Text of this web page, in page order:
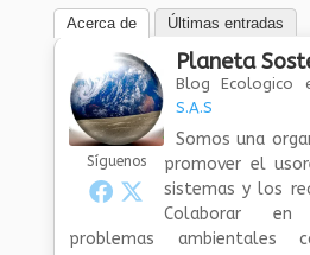
Acerca de Últimas entradas
Síguenos
Planeta
Blog Ecologico
S.A.S
Somos una
promover el
sistemas y los
Colaborar
problemas ambientales